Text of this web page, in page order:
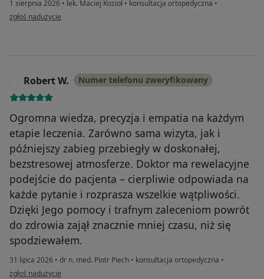
1 sierpnia 2026 • lek. Maciej Kozioł • konsultacja ortopedyczna •
w opinii użytkownika AN
zgłoś nadużycie
Robert W. Numer telefonu zweryfikowany
Ogromna wiedza, precyzja i empatia na każdym
etapie leczenia. Zarówno sama wizyta, jak i
późniejszy zabieg przebiegły w doskonałej,
bezstresowej atmosferze. Doktor ma rewelacyjne
podejście do pacjenta – cierpliwie odpowiada na
każde pytanie i rozprasza wszelkie wątpliwości.
Dzięki Jego pomocy i trafnym zaleceniom powrót
do zdrowia zajął znacznie mniej czasu, niż się
spodziewałem.
31 lipca 2026 • dr n. med. Piotr Piech • konsultacja ortopedyczna •
w opinii użytkownika Robert W.
zgłoś nadużycie